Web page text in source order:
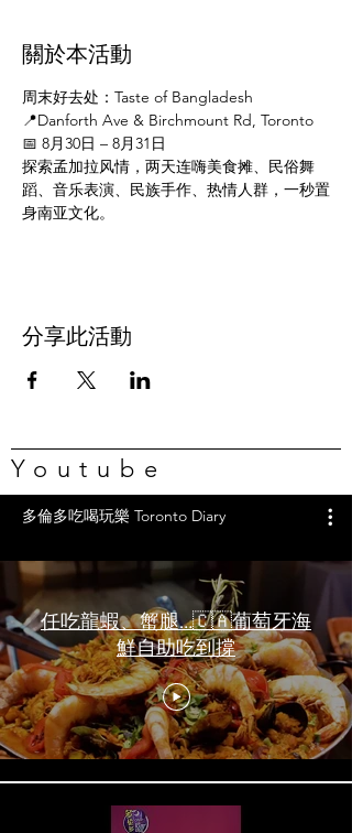
關於本活動
周末好去处：Taste of Bangladesh
📍Danforth Ave & Birchmount Rd, Toronto
📅 8月30日 – 8月31日
探索孟加拉风情，两天连嗨美食摊、民俗舞
蹈、音乐表演、民族手作、热情人群，一秒置
身南亚文化。
分享此活動
Youtube
多倫多吃喝玩樂 Toronto Diary
任吃龍蝦、蟹腿…🇨🇦葡萄牙海
鮮自助吃到撐